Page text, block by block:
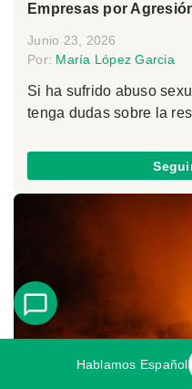
Empresas por
Junio 23, 2026
Por: María López Garcia
Si ha sufrido abuso
tenga dudas sobre la
Hablamos Español